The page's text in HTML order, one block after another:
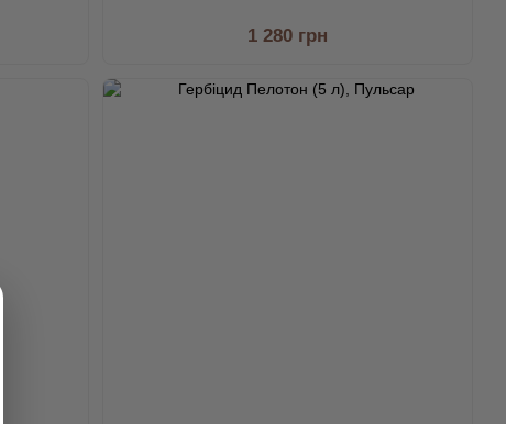
1 280 грн